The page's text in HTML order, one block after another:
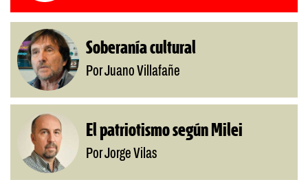
Soberanía cultural
Por Juano Villafañe
El patriotismo según Milei
Por Jorge Vilas